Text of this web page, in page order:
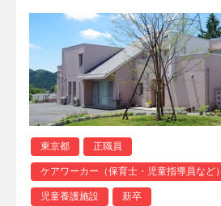
東京都 正職員
ケアワーカー（保育士・児童指導員など）
児童養護施設 新卒